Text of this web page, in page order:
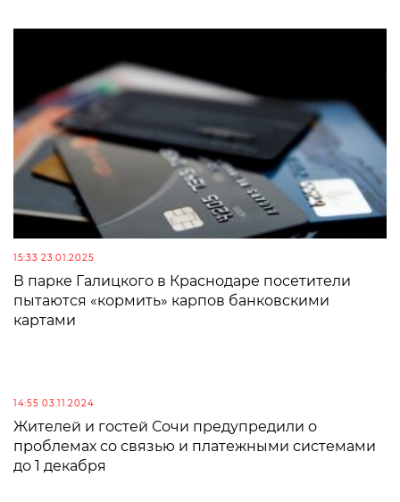
15:33 23.01.2025
В парке Галицкого в Краснодаре посетители
пытаются «кормить» карпов банковскими
картами
14:55 03.11.2024
Жителей и гостей Сочи предупредили о
проблемах со связью и платежными системами
до 1 декабря